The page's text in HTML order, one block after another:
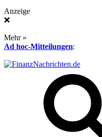
Anzeige
❌
Mehr »
Ad hoc-Mitteilungen: